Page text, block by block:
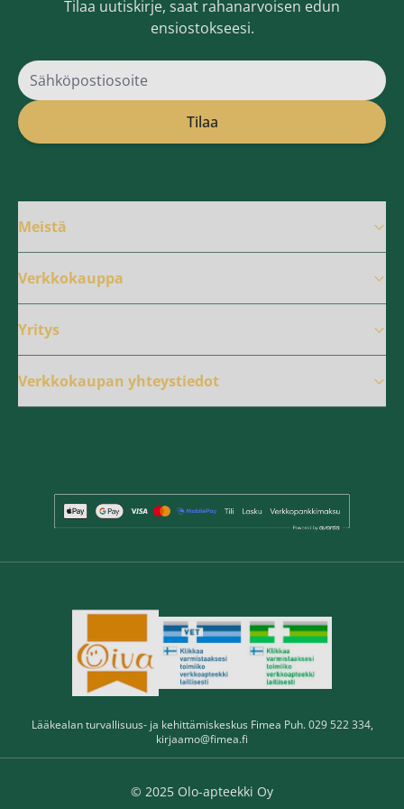
Tilaa uutiskirje, saat rahanarvoisen edun
ensiostokseesi.
Sähköpostiosoite
Tilaa
Meistä
Verkkokauppa
Yritys
Verkkokaupan yhteystiedot
Lääkealan turvallisuus- ja kehittämiskeskus Fimea Puh. 029 522 334,
kirjaamo@fimea.fi
© 2025 Olo-apteekki Oy